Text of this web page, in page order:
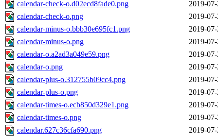
calendar-check-o.d02ecd8fade0.png
2019-
calendar-check-o.png
2019-
calendar-minus-o.bbb30e695fc1.png
2019-
calendar-minus-o.png
2019-
calendar-o.a2ad3a049e59.png
2019-
calendar-o.png
2019-
calendar-plus-o.312755b09cc4.png
2019-
calendar-plus-o.png
2019-
calendar-times-o.ecb850d329e1.png
2019-
calendar-times-o.png
2019-
calendar.627c36cfa690.png
2019-